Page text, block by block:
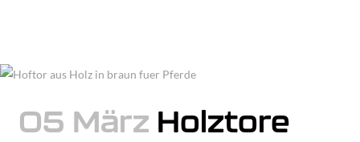
05 März Holztore